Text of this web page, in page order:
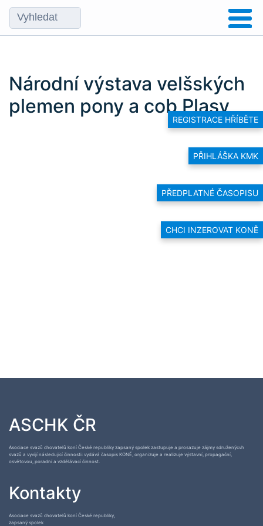
REGISTRACE HŘÍBĚTE
PŘIHLÁŠKA KMK
PŘEDPLATNÉ ČASOPISU
CHCI INZEROVAT KONĚ
Národní výstava velšských
plemen pony a cob Plasy
ASCHK ČR
Asociace svazů chovatelů koní České republiky zapsaný spolek zastupuje a prosazuje zájmy sdruženýcvh
svazů a vyvíjí následující činnosti: vydává časopis KONĚ, organizuje a realizuje výstavní, propagační,
osvětovou, poradní a vzdělávací činnost.
Kontakty
Asociace svazů chovatelů koní České republiky,
zapsaný spolek